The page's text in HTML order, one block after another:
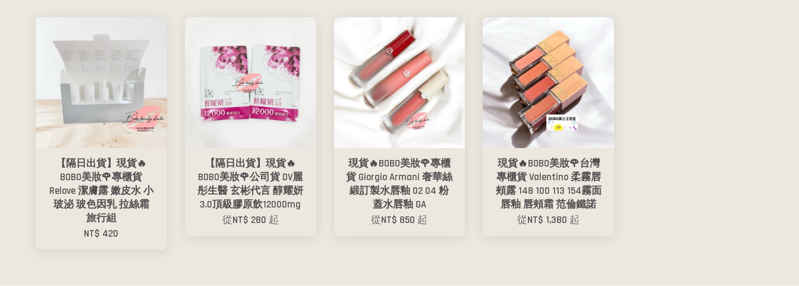
【隔日出貨】現貨🔥
BOBO美妝🌹專櫃貨
Relove 潔膚露 嫩皮水 小
玻泌 玻色因乳 拉絲霜
旅行組
NT$ 420
【隔日出貨】現貨🔥
BOBO美妝🌹公司貨 DV麗
彤生醫 玄彬代言 醇耀妍
3.0頂級膠原飲12000mg
從NT$ 280 起
現貨🔥BOBO美妝🌹專櫃
貨 Giorgio Armani 奢華絲
緞訂製水唇釉 02 04 粉
蓋水唇釉 GA
從NT$ 850 起
現貨🔥BOBO美妝🌹台灣
專櫃貨 Valentino 柔霧唇
頰露 148 100 113 154霧面
唇釉 唇頰霜 范倫鐵諾
從NT$ 1,380 起